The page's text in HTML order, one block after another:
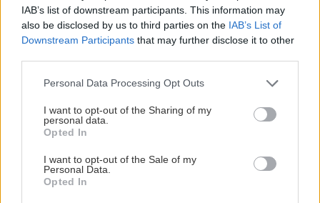
IAB’s list of downstream participants. This information may
also be disclosed by us to third parties on the IAB’s List of
Downstream Participants that may further disclose it to other
Please note that this website/app uses one or more Google
not limited to your visit or usage behaviour. You may click to
grant or deny consent to Google and its third-party tags to
use your data for below specified purposes in below Google
consent section.
Personal Data Processing Opt Outs
I want to opt-out of the Sharing of my
personal data.
Opted In
I want to opt-out of the Sale of my
Personal Data.
Opted In
Για κοντά πέντε δεκαετίες, το Galaxy παραμένει
αληθινός αστικός θρύλος. Αρχικά, το 1972 το
πρώτο του «σπίτι» ήταν στον αριθμό 5 της
Σταδίου και ύστερα, το 1991 άνοιξε λίγα νούμερα
παρακάτω. Παραμένει εκεί μέχρι σήμερα, στιβαρό,
κοσμοπολίτικο, ατμοσφαιρικό, με την ξύλινη